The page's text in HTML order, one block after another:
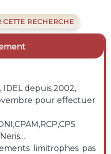
RECHERCHE
IDEL depuis 2002,
pour effectuer
limitrophes pas